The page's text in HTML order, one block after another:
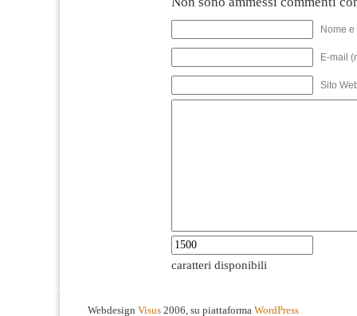
Nome
E-mail
Sito
caratteri disponibili
Webdesign Visus 2006, su piattaforma WordPress